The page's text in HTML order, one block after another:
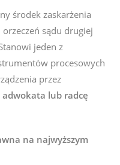
środek zaskarżenia
sądu drugiej
jeden z
procesowych
przez
adwokata lub radcę
na najwyższym